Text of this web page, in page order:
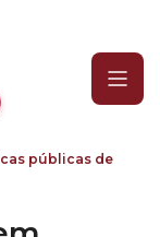
públicas de